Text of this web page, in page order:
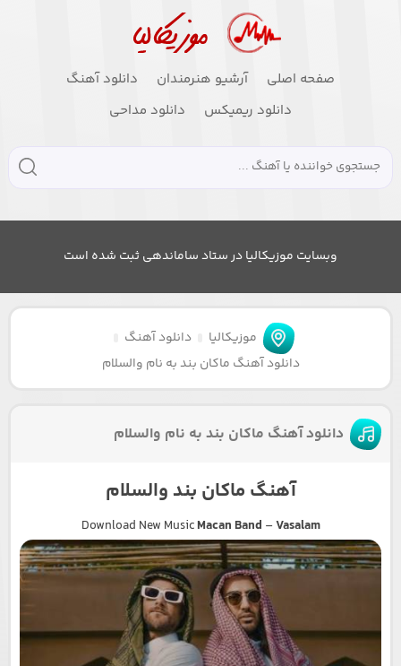
صفحه اصلی آرشیو هنرمندان
دانلود آهنگ
دانلود ریمیکس
دانلود مداحی
وبسایت موزیکالیا در ستاد ساماندهی ثبت شده است
موزیکالیا
دانلود آهنگ
دانلود آهنگ ماکان بند به نام والسلام
دانلود آهنگ ماکان بند به نام والسلام
آهنگ ماکان بند والسلام
Download New MusicMacan Band –Vasalam